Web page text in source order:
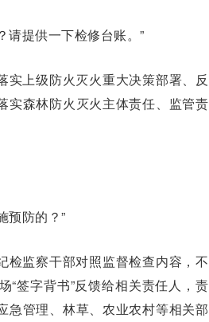
请提供一下检修台账。”
实上级防火灭火重大决策部署、反
实森林防火灭火主体责任、监管责
预防的？”
检监察干部对照监督检查内容，不
“签字背书”反馈给相关责任人，责
急管理、林草、农业农村等相关部